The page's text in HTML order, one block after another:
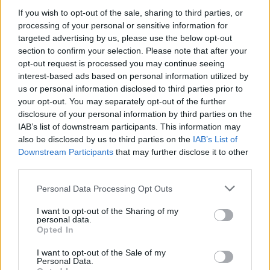
If you wish to opt-out of the sale, sharing to third parties, or
processing of your personal or sensitive information for
targeted advertising by us, please use the below opt-out
section to confirm your selection. Please note that after your
opt-out request is processed you may continue seeing
interest-based ads based on personal information utilized by
us or personal information disclosed to third parties prior to
your opt-out. You may separately opt-out of the further
disclosure of your personal information by third parties on the
IAB’s list of downstream participants. This information may
also be disclosed by us to third parties on the IAB’s List of
Downstream Participants that may further disclose it to other
Please note that this website/app uses one or more Google
not limited to your visit or usage behaviour. You may click to
grant or deny consent to Google and its third-party tags to
use your data for below specified purposes in below Google
consent section.
Personal Data Processing Opt Outs
I want to opt-out of the Sharing of my
personal data.
Opted In
I want to opt-out of the Sale of my
Personal Data.
az…
906.BEKIÁLTÁS: Elfordulnak
Navalnijtól az oroszok
Kabai Domokos Lajos•2021. július 11.